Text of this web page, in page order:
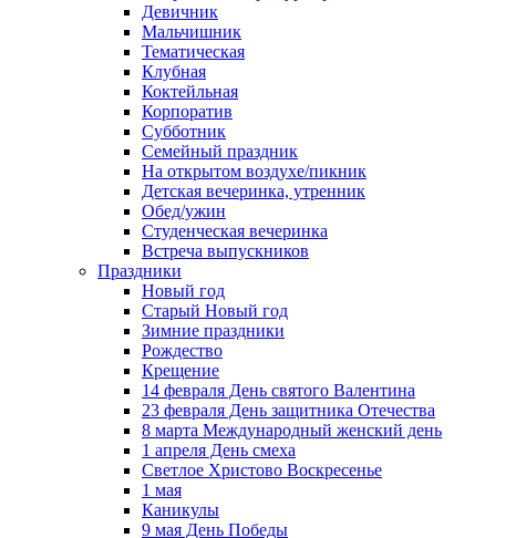
Девичник
Мальчишник
Тематическая
Клубная
Коктейльная
Корпоратив
Субботник
Семейный праздник
На открытом воздухе/пикник
Детская вечеринка, утренник
Обед/ужин
Студенческая вечеринка
Встреча выпускников
Праздники
Новый год
Старый Новый год
Зимние праздники
Рождество
Крещение
14 февраля День святого Валентина
23 февраля День защитника Отечества
8 марта Международный женский день
1 апреля День смеха
Светлое Христово Воскресенье
1 мая
Каникулы
9 мая День Победы